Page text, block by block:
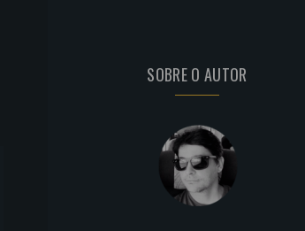
SOBRE O AUTOR